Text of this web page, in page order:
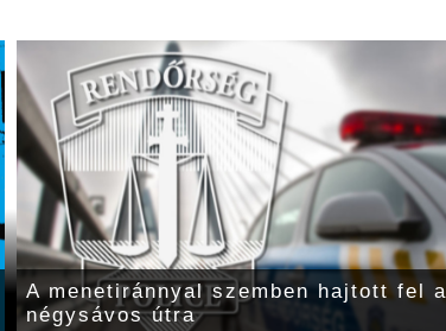
A menetiránnyal szemben hajtott fel a
négysávos útra